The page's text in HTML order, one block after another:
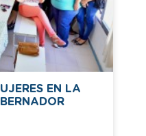
EN LA